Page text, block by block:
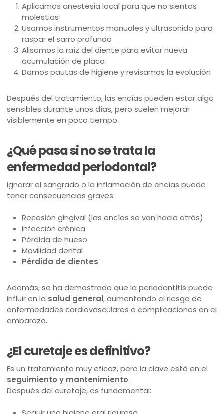
Aplicamos anestesia local para que no sientas
molestias
Usamos instrumentos manuales y ultrasonido para
raspar el sarro profundo
Alisamos la raíz del diente para evitar nueva
acumulación de placa
Damos pautas de higiene y revisamos la evolución
Después del tratamiento, las encías pueden estar algo
sensibles durante unos días, pero suelen mejorar
visiblemente en poco tiempo.
¿Qué pasa si no se trata la
enfermedad periodontal?
Ignorar el sangrado o la inflamación de encías puede
tener consecuencias graves:
Recesión gingival (las encías se van hacia atrás)
Infección crónica
Pérdida de hueso
Movilidad dental
Pérdida de dientes
Además, se ha demostrado que la periodontitis puede
influir en la salud general, aumentando el riesgo de
enfermedades cardiovasculares o complicaciones en el
embarazo.
¿El curetaje es definitivo?
Es un tratamiento muy eficaz, pero la clave está en el
seguimiento y mantenimiento.
Después del curetaje, es fundamental: